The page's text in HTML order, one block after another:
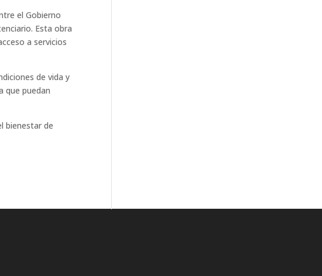
el Gobierno
Esta obra
a servicios
de vida y
que puedan
bienestar de